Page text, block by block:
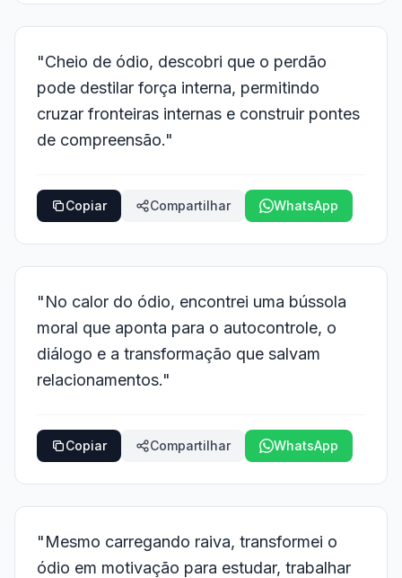
"Cheio de ódio, descobri que o perdão
pode destilar força interna, permitindo
cruzar fronteiras internas e construir pontes
de compreensão."
Copiar Compartilhar WhatsApp
"No calor do ódio, encontrei uma bússola
moral que aponta para o autocontrole, o
diálogo e a transformação que salvam
relacionamentos."
Copiar Compartilhar WhatsApp
"Mesmo carregando raiva, transformei o
ódio em motivação para estudar, trabalhar